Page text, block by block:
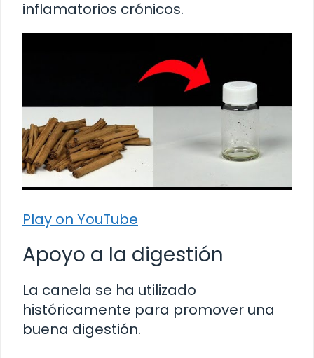
inflamatorios crónicos.
Play on YouTube
Apoyo a la digestión
La canela se ha utilizado
históricamente para promover una
buena digestión.